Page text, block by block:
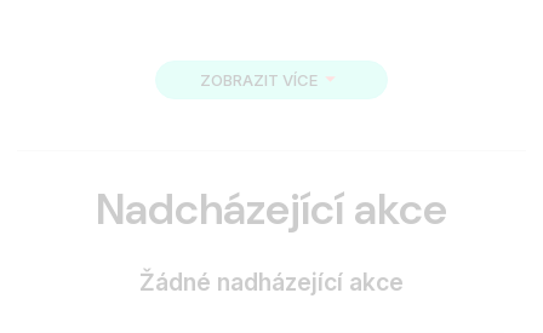
ZOBRAZIT VÍCE
Nadcházející akce
Žádné nadházející akce